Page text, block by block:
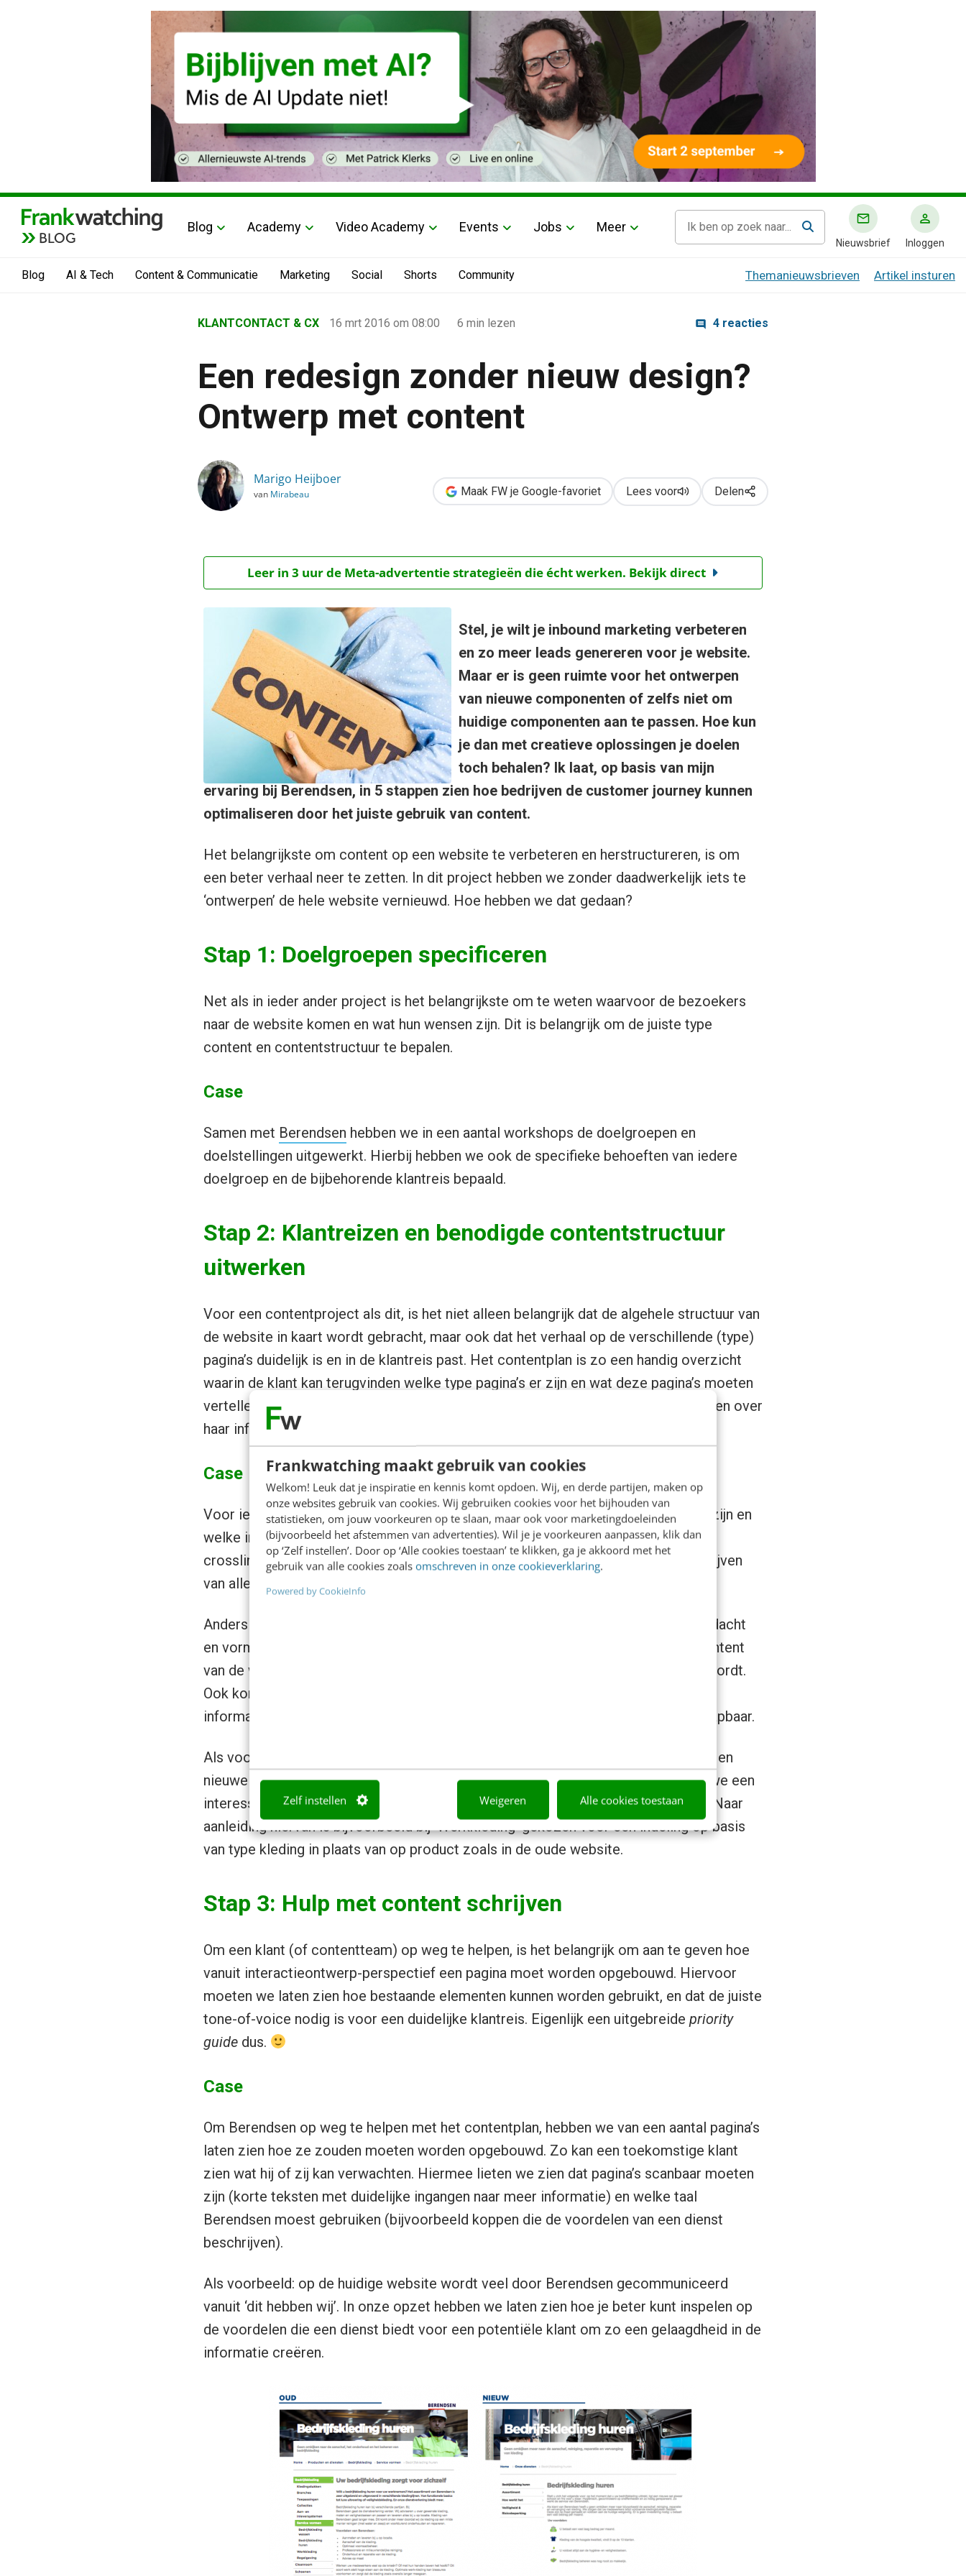
Frankwatching maakt gebruik van cookies
Welkom! Leuk dat je inspiratie en kennis komt opdoen. Wij, en derde partijen, maken op
onze websites gebruik van cookies. Wij gebruiken cookies voor het bijhouden van
statistieken, om jouw voorkeuren op te slaan, maar ook voor marketingdoeleinden
(bijvoorbeeld het afstemmen van advertenties). Wil je je voorkeuren aanpassen, klik dan
op ‘Zelf instellen’. Door op ‘Alle cookies toestaan’ te klikken, ga je akkoord met het
gebruik van alle cookies zoals omschreven in onze cookieverklaring.
Powered by CookieInfo
Zelf instellen Weigeren Alle cookies toestaan
BLOG
Blog Academy Video Academy Events Jobs Meer
Nieuwsbrief Inloggen
Blog AI & Tech Content & Communicatie Marketing Social Shorts Community Themanieuwsbrieven Artikel insturen
›
›
KLANTCONTACT & CX 16 mrt 2016 om 08:00 6 min lezen 4 reacties
Een redesign zonder nieuw design?
Ontwerp met content
Marigo Heijboer
van Mirabeau Maak FW je Google-favoriet Lees voor Delen
Leer in 3 uur de Meta-advertentie strategieën die écht werken. Bekijk direct
Stel, je wilt je inbound marketing verbeteren
en zo meer leads genereren voor je website.
Maar er is geen ruimte voor het ontwerpen
van nieuwe componenten of zelfs niet om
huidige componenten aan te passen. Hoe kun
je dan met creatieve oplossingen je doelen
toch behalen? Ik laat, op basis van mijn
ervaring bij Berendsen, in 5 stappen zien hoe bedrijven de customer journey kunnen
optimaliseren door het juiste gebruik van content.
Het belangrijkste om content op een website te verbeteren en herstructureren, is om
een beter verhaal neer te zetten. In dit project hebben we zonder daadwerkelijk iets te
‘ontwerpen’ de hele website vernieuwd. Hoe hebben we dat gedaan?
Stap 1: Doelgroepen specificeren
Net als in ieder ander project is het belangrijkste om te weten waarvoor de bezoekers
naar de website komen en wat hun wensen zijn. Dit is belangrijk om de juiste type
content en contentstructuur te bepalen.
Case
Samen met Berendsen hebben we in een aantal workshops de doelgroepen en
doelstellingen uitgewerkt. Hierbij hebben we ook de specifieke behoeften van iedere
doelgroep en de bijbehorende klantreis bepaald.
Stap 2: Klantreizen en benodigde contentstructuur
uitwerken
Voor een contentproject als dit, is het niet alleen belangrijk dat de algehele structuur van
de website in kaart wordt gebracht, maar ook dat het verhaal op de verschillende (type)
pagina’s duidelijk is en in de klantreis past. Het contentplan is zo een handig overzicht
waarin de klant kan terugvinden welke type pagina’s er zijn en wat deze pagina’s moeten
vertellen (en hoe ze aan elkaar linken). Daarnaast helpt het de klant om na te denken over
haar informatie verstrekking naar de bezoekers toe.
Case
Voor iedere pagina hebben we ook bedacht wat de algemene boodschap moest zijn en
welke informatie er op de pagina gepresenteerd moet worden, inclusief relevante
crosslinks. Dit was bedoeld om Berendsen een leidraad te geven bij het (her)schrijven
van alle content.
Anders dan bij andere projecten hebben we ook alle onderliggende pagina’s uitgedacht
en vormgegeven. Dit hebben we gedaan om duidelijk te maken hoe bestaande content
van de website geherstructureerd kan worden, zodat het verhaal veel helderder wordt.
Ook konden we hiermee laten zien dat het belangrijk is om een gelaagdheid in de
informatie aan te bieden. Zo blijft de informatie op iedere pagina duidelijk en behapbaar.
Als voorbeeld: in een complete sitemap naast het contentplan zijn alle bestaande en
nieuwe pagina’s benoemd om de structuur compleet te maken. Hierdoor kregen we een
interessante discussie met Berendsen over ‘producten’ versus ‘productgroepen’. Naar
aanleiding hiervan is bijvoorbeeld bij ‘Werkkleding’ gekozen voor een indeling op basis
van type kleding in plaats van op product zoals in de oude website.
Stap 3: Hulp met content schrijven
Om een klant (of contentteam) op weg te helpen, is het belangrijk om aan te geven hoe
vanuit interactieontwerp-perspectief een pagina moet worden opgebouwd. Hiervoor
moeten we laten zien hoe bestaande elementen kunnen worden gebruikt, en dat de juiste
tone-of-voice nodig is voor een duidelijke klantreis. Eigenlijk een uitgebreide priority
guidedus.
Case
Om Berendsen op weg te helpen met het contentplan, hebben we van een aantal pagina’s
laten zien hoe ze zouden moeten worden opgebouwd. Zo kan een toekomstige klant
zien wat hij of zij kan verwachten. Hiermee lieten we zien dat pagina’s scanbaar moeten
zijn (korte teksten met duidelijke ingangen naar meer informatie) en welke taal
Berendsen moest gebruiken (bijvoorbeeld koppen die de voordelen van een dienst
beschrijven).
Als voorbeeld: op de huidige website wordt veel door Berendsen gecommuniceerd
vanuit ‘dit hebben wij’. In onze opzet hebben we laten zien hoe je beter kunt inspelen op
de voordelen die een dienst biedt voor een potentiële klant om zo een gelaagdheid in de
informatie creëren.